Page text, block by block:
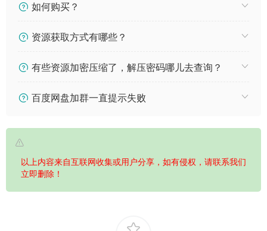
如何购买？
资源获取方式有哪些？
有些资源加密压缩了，解压密码哪儿去查询？
百度网盘加群一直提示失败
以上内容来自互联网收集或用户分享，如有侵权，请联系我们
立即删除！